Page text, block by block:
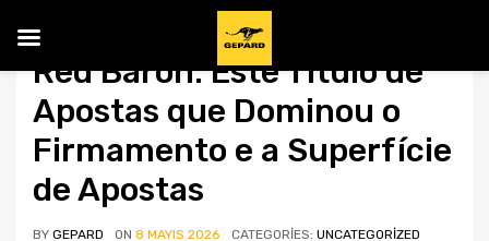
Red Baron: Este Título de
Apostas que Dominou o
Firmamento e a Superfície
de Apostas
BY GEPARD ON 8 MAYIS 2026 CATEGORIES: UNCATEGORIZED